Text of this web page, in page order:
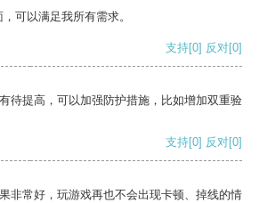
可以满足我所有需求。
支持[0] 反对[0]
待提高，可以加强防护措施，比如增加双重验
支持[0] 反对[0]
非常好，玩游戏再也不会出现卡顿、掉线的情